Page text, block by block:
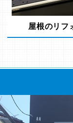
屋根のリフ